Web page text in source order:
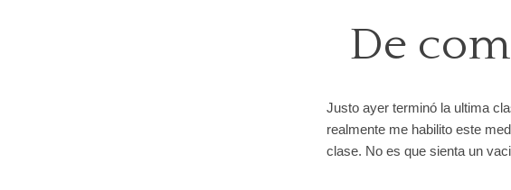
De
Justo ayer terminó la ultima
realmente me habilito este
clase. No es que sienta un